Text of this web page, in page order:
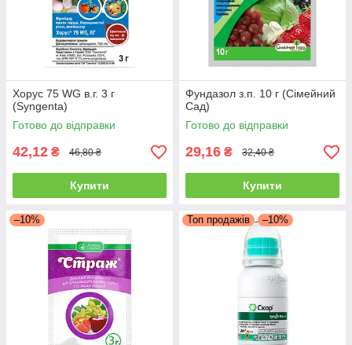
Хорус 75 WG в.г. 3 г
(Syngenta)
Готово до відправки
42,12 ₴ 46,80 ₴
Купити
Фундазол з.п. 10 г (Сімейний
Сад)
Готово до відправки
29,16 ₴ 32,40 ₴
Купити
–10% Топ продажів –10%